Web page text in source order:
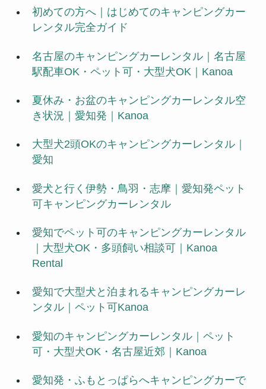
初めての方へ｜はじめてのキャンピングカー
レンタル完全ガイド
名古屋のキャンピングカーレンタル｜名古屋
駅配車OK・ペット可・大型犬OK｜Kanoa
夏休み・お盆のキャンピングカーレンタル空
き状況｜愛知発｜Kanoa
大型犬2頭OKのキャンピングカーレンタル｜
愛知
愛犬と行く伊勢・鳥羽・志摩｜愛知発ペット
可キャンピングカーレンタル
愛知でペット可のキャンピングカーレンタル
｜大型犬OK・多頭飼い相談可｜Kanoa
Rental
愛知で大型犬と泊まれるキャンピングカーレ
ンタル｜ペット可Kanoa
愛知のキャンピングカーレンタル｜ペット
可・大型犬OK・名古屋近郊｜Kanoa
愛知発・ふもとっぱらへキャンピングカーで